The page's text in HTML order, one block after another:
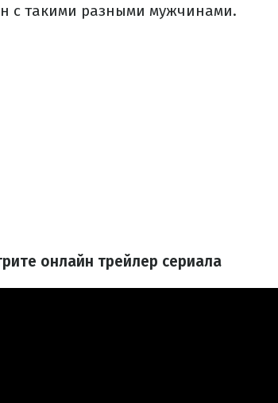
с такими разными мужчинами.
онлайн трейлер сериала